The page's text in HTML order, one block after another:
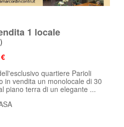
1 locale
quartiere Parioli
in vendita un monolocale di 30
piano terra di un elegante ...